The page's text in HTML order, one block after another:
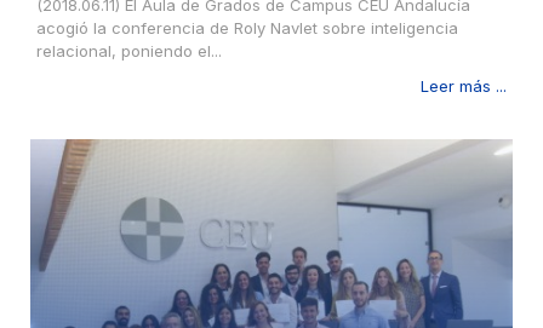
(2018.06.11) El Aula de Grados de Campus CEU Andalucía
acogió la conferencia de Roly Navlet sobre inteligencia
relacional, poniendo el...
Leer más ...